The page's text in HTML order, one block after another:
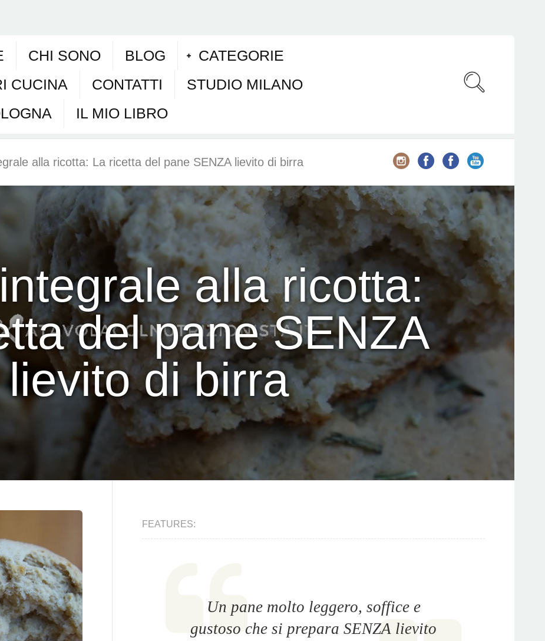
CHI SONO BLOG
CATEGORIE
CUCINA
CONTATTI
STUDIO MILANO
IL MIO LIBRO
alla ricotta: La ricetta del pane SENZA lievito di birra
alla ricotta:
del pane SENZA
lievito di birra
FEATURES:
Un pane molto leggero, soffice e
gustoso che si prepara SENZA lievito